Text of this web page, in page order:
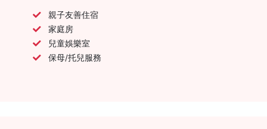
親子友善住宿
家庭房
兒童娛樂室
保母/托兒服務